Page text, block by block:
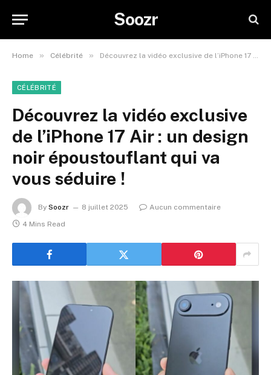
Soozr
Home » Célébrité » Découvrez la vidéo exclusive de l’iPhone 17 Air : un design noir époustouflant qui va vous séduire !
CÉLÉBRITÉ
Découvrez la vidéo exclusive
de l’iPhone 17 Air : un design
noir époustouflant qui va
vous séduire !
By Soozr 8 juillet 2025
Aucun commentaire
4 Mins Read